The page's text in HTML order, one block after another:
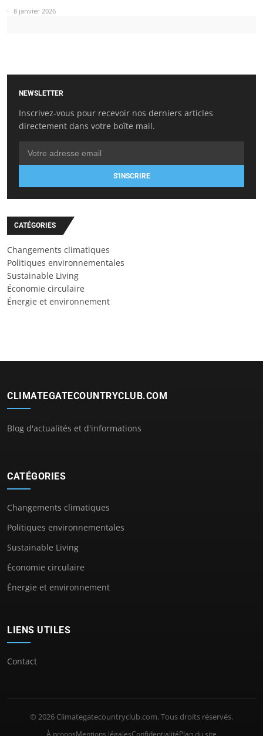
8 janvier 2026
NEWSLETTER
Inscrivez-vous pour recevoir nos derniers articles
directement dans votre boîte mail.
S'INSCRIRE
CATÉGORIES
Changements climatiques
Politiques environnementales
Sustainable Living
Économie circulaire
Énergie et environnement
CLIMATEGATECOUNTRYCLUB.COM
Blog d'actualités et d'informations
CATÉGORIES
Changements climatiques
Politiques environnementales
Sustainable Living
Économie circulaire
Énergie et environnement
LIENS UTILES
Contact
© 2026 Climategatecountryclub.com. Tous droits réservés.
À proposMentions légalesConfidentialitéPlan du site